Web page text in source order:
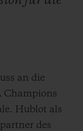
an die
Champions
Hublot als
des